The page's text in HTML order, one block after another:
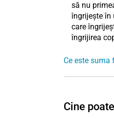
să nu
îngrijește în
care
îngrijirea
Ce este suma
Cine